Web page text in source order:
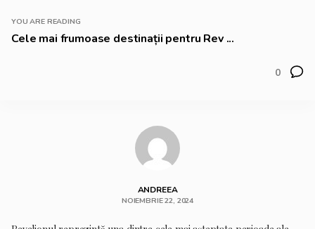
YOU ARE READING
Cele mai frumoase destinații pentru Rev ...
0
ANDREEA
NOIEMBRIE 22, 2024